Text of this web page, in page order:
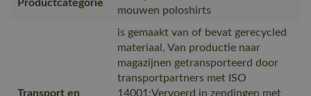
Productcategorie
mouwen poloshirts
Transport en
is gemaakt van of bevat gerecycled
materiaal, Van productie naar
magazijnen getransporteerd door
transportpartners met ISO
14001;Vervoerd in zendingen met